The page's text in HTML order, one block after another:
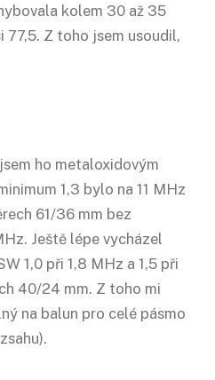
kolem 30 až 35
Z toho jsem usoudil,
ho metaloxidovým
1,3 bylo na 11 MHz
61/36 mm bez
Ještě lépe vycházel
1,0 při 1,8 MHz a 1,5 při
40/24 mm. Z toho mi
na balun pro celé pásmo